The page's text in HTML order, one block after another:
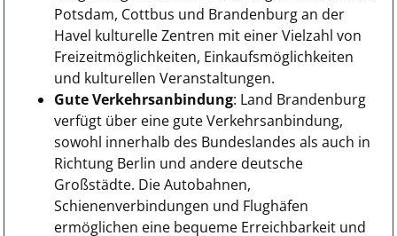
Potsdam, Cottbus und Brandenburg an der
Havel kulturelle Zentren mit einer Vielzahl von
Freizeitmöglichkeiten, Einkaufsmöglichkeiten
und kulturellen Veranstaltungen.
Gute Verkehrsanbindung: Land Brandenburg
verfügt über eine gute Verkehrsanbindung,
sowohl innerhalb des Bundeslandes als auch in
Richtung Berlin und andere deutsche
Großstädte. Die Autobahnen,
Schienenverbindungen und Flughäfen
ermöglichen eine bequeme Erreichbarkeit und